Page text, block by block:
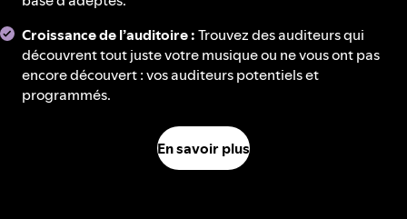
Croissance de l’auditoire :Trouvez des auditeurs qui
découvrent tout juste votre musique ou ne vous ont pas
encore découvert : vos auditeurs potentiels et
programmés.
En savoir plus